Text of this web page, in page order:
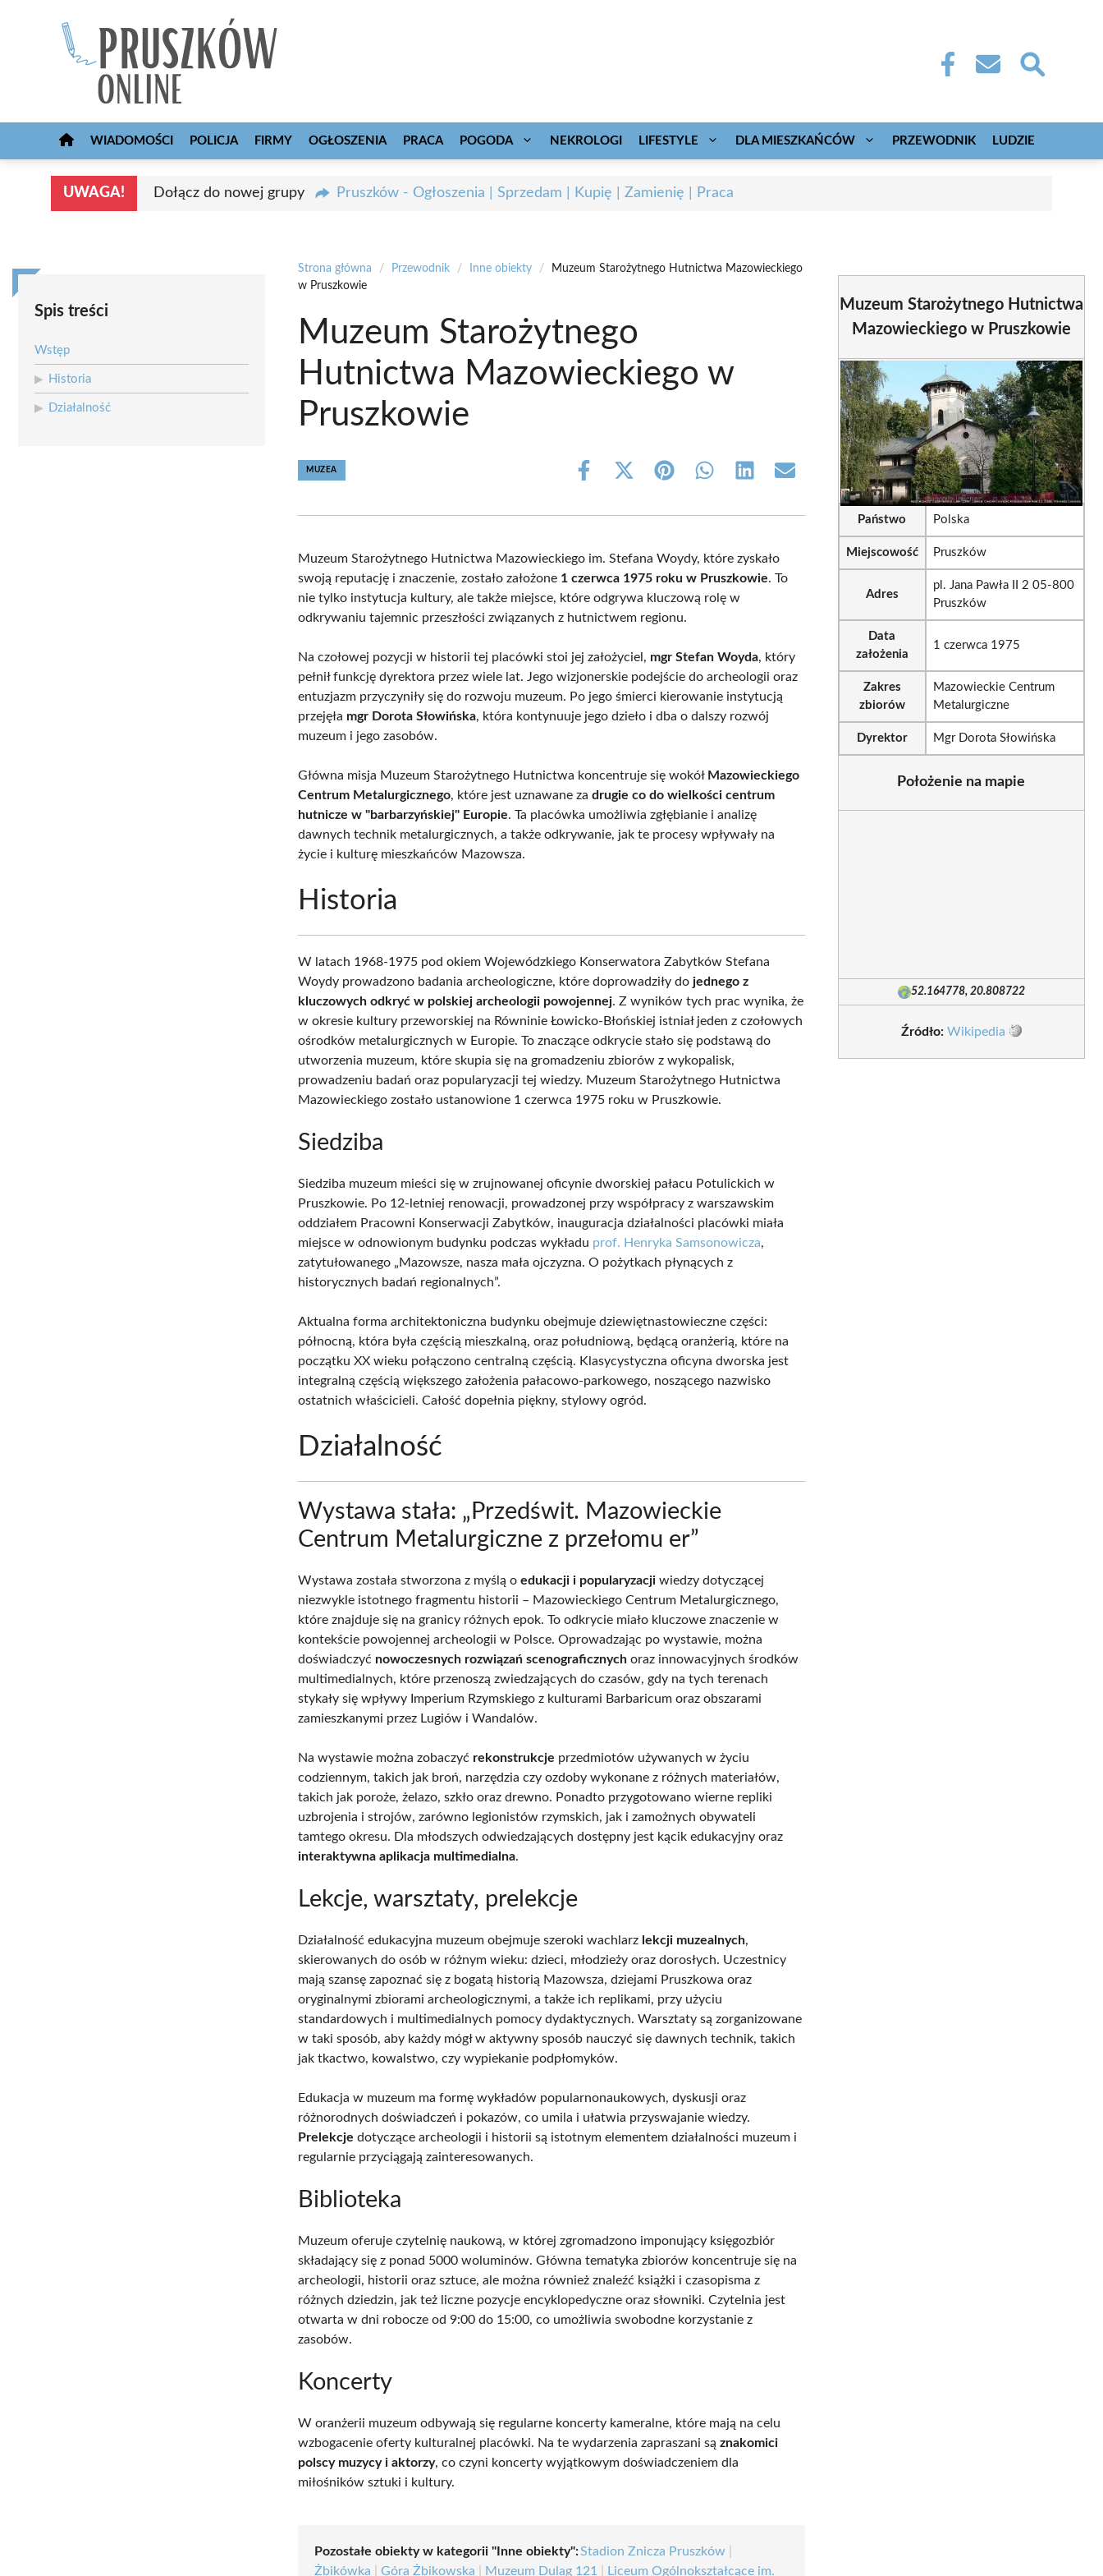
WIADOMOŚCI POLICJA FIRMY OGŁOSZENIA PRACA POGODA NEKROLOGI LIFESTYLE DLA MIESZKAŃCÓW PRZEWODNIK LUDZIE
UWAGA! Dołącz do nowej grupy Pruszków - Ogłoszenia | Sprzedam | Kupię | Zamienię | Praca
Spis treści
Wstęp
Historia
Działalność
Strona główna / Przewodnik / Inne obiekty /
Muzeum Starożytnego Hutnictwa Mazowieckiego
w Pruszkowie
Muzeum Starożytnego
Hutnictwa Mazowieckiego w
Pruszkowie
MUZEA
Share
Share
(Twitter)
Share Share Share Share
Muzeum Starożytnego Hutnictwa Mazowieckiego im. Stefana Woydy, które zyskało
swoją reputację i znaczenie, zostało założone 1 czerwca 1975 roku w Pruszkowie. To
nie tylko instytucja kultury, ale także miejsce, które odgrywa kluczową rolę w
odkrywaniu tajemnic przeszłości związanych z hutnictwem regionu.
Na czołowej pozycji w historii tej placówki stoi jej założyciel, mgr Stefan Woyda, który
pełnił funkcję dyrektora przez wiele lat. Jego wizjonerskie podejście do archeologii oraz
entuzjazm przyczyniły się do rozwoju muzeum. Po jego śmierci kierowanie instytucją
przejęła mgr Dorota Słowińska, która kontynuuje jego dzieło i dba o dalszy rozwój
muzeum i jego zasobów.
Główna misja Muzeum Starożytnego Hutnictwa koncentruje się wokół Mazowieckiego
Centrum Metalurgicznego, które jest uznawane zadrugie co do wielkości centrum
hutnicze w "barbarzyńskiej" Europie. Ta placówka umożliwia zgłębianie i analizę
dawnych technik metalurgicznych, a także odkrywanie, jak te procesy wpływały na
życie i kulturę mieszkańców Mazowsza.
Historia
W latach 1968-1975 pod okiem Wojewódzkiego Konserwatora Zabytków Stefana
Woydy prowadzono badania archeologiczne, które doprowadziły dojednego z
kluczowych odkryć w polskiej archeologii powojennej. Z wyników tych prac wynika, że
w okresie kultury przeworskiej na Równinie Łowicko-Błońskiej istniał jeden z czołowych
ośrodków metalurgicznych w Europie. To znaczące odkrycie stało się podstawą do
utworzenia muzeum, które skupia się na gromadzeniu zbiorów z wykopalisk,
prowadzeniu badań oraz popularyzacji tej wiedzy. Muzeum Starożytnego Hutnictwa
Mazowieckiego zostało ustanowione 1 czerwca 1975 roku w Pruszkowie.
Siedziba
Siedziba muzeum mieści się w zrujnowanej oficynie dworskiej pałacu Potulickich w
Pruszkowie. Po 12-letniej renowacji, prowadzonej przy współpracy z warszawskim
oddziałem Pracowni Konserwacji Zabytków, inauguracja działalności placówki miała
miejsce w odnowionym budynku podczas wykładu prof. Henryka Samsonowicza,
zatytułowanego „Mazowsze, nasza mała ojczyzna. O pożytkach płynących z
historycznych badań regionalnych”.
Aktualna forma architektoniczna budynku obejmuje dziewiętnastowieczne części:
północną, która była częścią mieszkalną, oraz południową, będącą oranżerią, które na
początku XX wieku połączono centralną częścią. Klasycystyczna oficyna dworska jest
integralną częścią większego założenia pałacowo-parkowego, noszącego nazwisko
ostatnich właścicieli. Całość dopełnia piękny, stylowy ogród.
Działalność
Wystawa stała: „Przedświt. Mazowieckie
Centrum Metalurgiczne z przełomu er”
Wystawa została stworzona z myślą oedukacji i popularyzacji wiedzy dotyczącej
niezwykle istotnego fragmentu historii – Mazowieckiego Centrum Metalurgicznego,
które znajduje się na granicy różnych epok. To odkrycie miało kluczowe znaczenie w
kontekście powojennej archeologii w Polsce. Oprowadzając po wystawie, można
doświadczyć nowoczesnych rozwiązań scenograficznych oraz innowacyjnych środków
multimedialnych, które przenoszą zwiedzających do czasów, gdy na tych terenach
stykały się wpływy Imperium Rzymskiego z kulturami Barbaricum oraz obszarami
zamieszkanymi przez Lugiów i Wandalów.
Na wystawie można zobaczyć rekonstrukcje przedmiotów używanych w życiu
codziennym, takich jak broń, narzędzia czy ozdoby wykonane z różnych materiałów,
takich jak poroże, żelazo, szkło oraz drewno. Ponadto przygotowano wierne repliki
uzbrojenia i strojów, zarówno legionistów rzymskich, jak i zamożnych obywateli
tamtego okresu. Dla młodszych odwiedzających dostępny jest kącik edukacyjny oraz
interaktywna aplikacja multimedialna.
Lekcje, warsztaty, prelekcje
Działalność edukacyjna muzeum obejmuje szeroki wachlarz lekcji muzealnych,
skierowanych do osób w różnym wieku: dzieci, młodzieży oraz dorosłych. Uczestnicy
mają szansę zapoznać się z bogatą historią Mazowsza, dziejami Pruszkowa oraz
oryginalnymi zbiorami archeologicznymi, a także ich replikami, przy użyciu
standardowych i multimedialnych pomocy dydaktycznych. Warsztaty są zorganizowane
w taki sposób, aby każdy mógł w aktywny sposób nauczyć się dawnych technik, takich
jak tkactwo, kowalstwo, czy wypiekanie podpłomyków.
Edukacja w muzeum ma formę wykładów popularnonaukowych, dyskusji oraz
różnorodnych doświadczeń i pokazów, co umila i ułatwia przyswajanie wiedzy.
Prelekcje dotyczące archeologii i historii są istotnym elementem działalności muzeum i
regularnie przyciągają zainteresowanych.
Biblioteka
Muzeum oferuje czytelnię naukową, w której zgromadzono imponujący księgozbiór
składający się z ponad 5000 woluminów. Główna tematyka zbiorów koncentruje się na
archeologii, historii oraz sztuce, ale można również znaleźć książki i czasopisma z
różnych dziedzin, jak też liczne pozycje encyklopedyczne oraz słowniki. Czytelnia jest
otwarta w dni robocze od 9:00 do 15:00, co umożliwia swobodne korzystanie z
zasobów.
Koncerty
W oranżerii muzeum odbywają się regularne koncerty kameralne, które mają na celu
wzbogacenie oferty kulturalnej placówki. Na te wydarzenia zapraszani sąznakomici
polscy muzycy i aktorzy, co czyni koncerty wyjątkowym doświadczeniem dla
miłośników sztuki i kultury.
Pozostałe obiekty w kategorii "Inne obiekty":Stadion Znicza Pruszków
Żbikówka |Góra Żbikowska Muzeum Dulag 121
Liceum Ogólnokształcące im.
Muzeum Starożytnego Hutnictwa
Mazowieckiego w Pruszkowie
Państwo Polska
Miejscowość Pruszków
Adres
pl. Jana Pawła II 2 05-800
Pruszków
Data
założenia
1 czerwca 1975
Zakres
zbiorów
Mazowieckie Centrum
Metalurgiczne
Dyrektor Mgr Dorota Słowińska
Położenie na mapie
52.164778, 20.808722
Źródło: Wikipedia